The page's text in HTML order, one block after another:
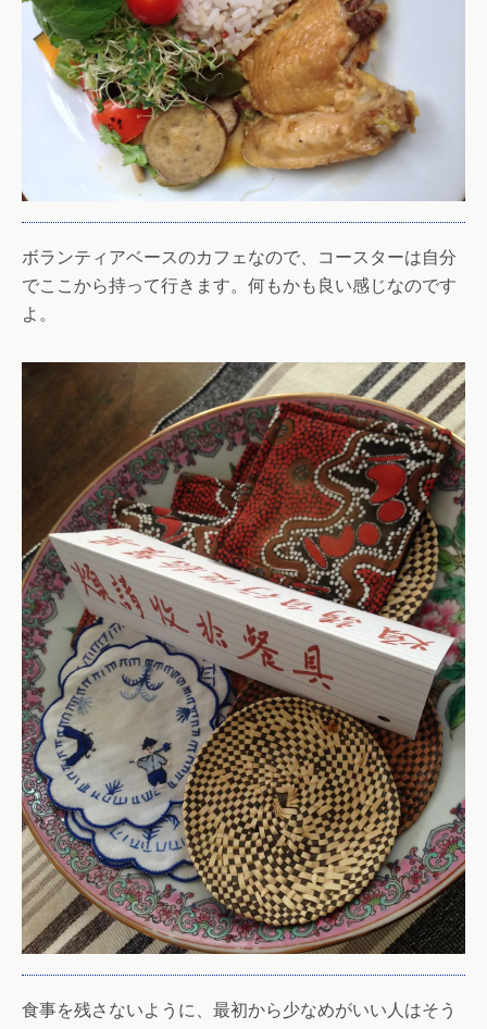
ボランティアベースのカフェなので、コースターは自分
でここから持って行きます。何もかも良い感じなのです
よ。
食事を残さないように、最初から少なめがいい人はそう